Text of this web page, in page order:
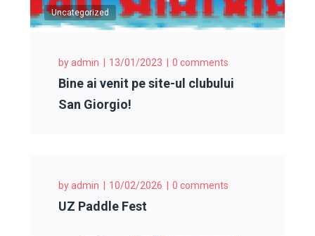
Uncategorized
byadmin 13/01/2023 0 comments
Bine ai venit pe site-ul clubului
San Giorgio!
byadmin 10/02/2026 0 comments
UZ Paddle Fest